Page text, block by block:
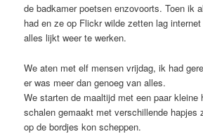
de badkamer poetsen enzovoorts. Toen ik
had en ze op Flickr wilde zetten lag
alles lijkt weer te werken.
We aten met elf mensen vrijdag, ik had
er was meer dan genoeg van alles.
We starten de maaltijd met een paar kleine
schalen gemaakt met verschillende hapjes
op de bordjes kon scheppen.